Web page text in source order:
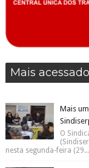
Mais
Mais
O
nesta segunda-feira (29...